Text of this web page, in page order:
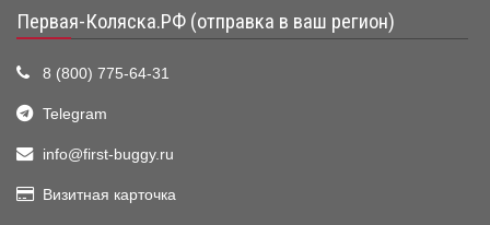
Первая-Коляска.РФ (отправка в ваш регион)
8 (800) 775-64-31
Telegram
info@first-buggy.ru
Визитная карточка